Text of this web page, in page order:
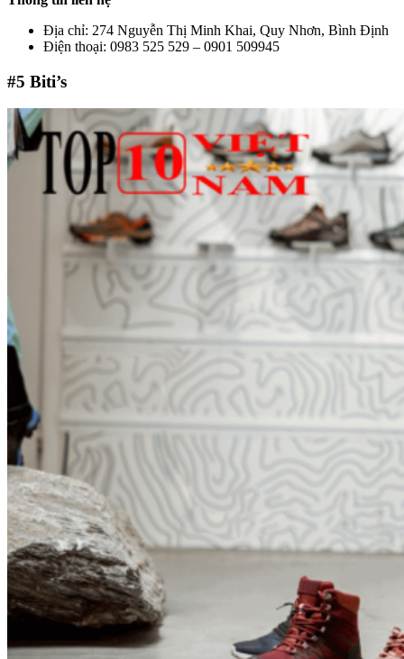
Địa chỉ: 274 Nguyễn Thị Minh Khai, Quy Nhơn, Bình Định
Điện thoại: 0983 525 529 – 0901 509945
#5 Biti’s